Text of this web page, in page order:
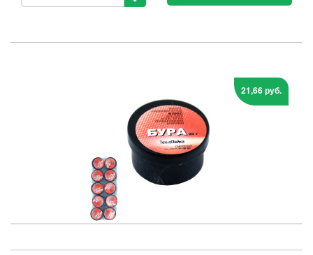
21,66 руб.